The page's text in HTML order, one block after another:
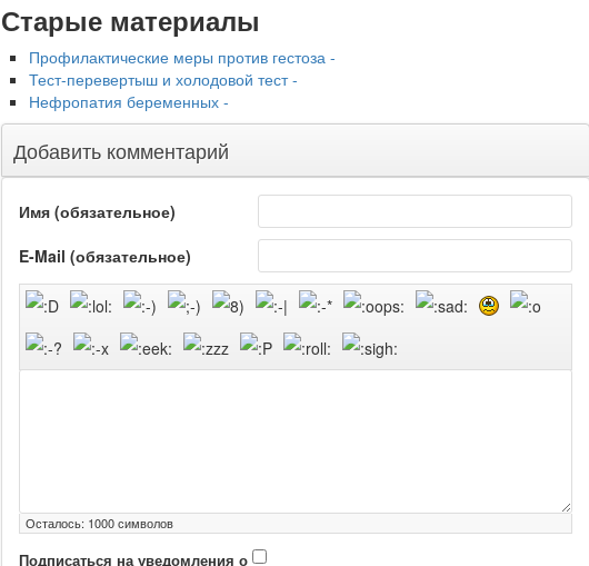
Старые материалы
Профилактические меры против гестоза -
Тест-перевертыш и холодовой тест -
Нефропатия беременных -
Добавить комментарий
Имя (обязательное)
E-Mail (обязательное)
Осталось: 1000символов
Подписаться на уведомления о